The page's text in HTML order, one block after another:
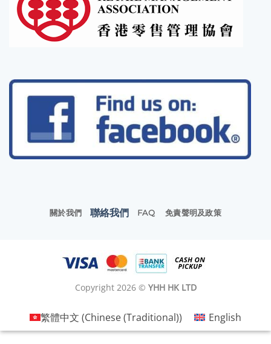
關於我們 聯絡我們 FAQ 免責聲明及政策
Copyright 2026 © YHH HK LTD
繁體中文 (Chinese (Traditional)) English